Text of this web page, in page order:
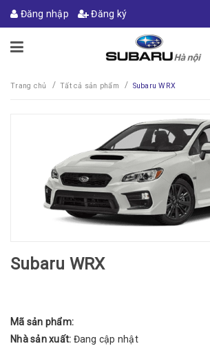
Đăng nhập Đăng ký
Trang chủ / Tất cả sản phẩm / Subaru WRX
Subaru WRX
Mã sản phẩm:
Nhà sản xuất: Đang cập nhật